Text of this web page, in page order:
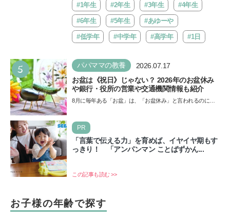
バ!!…
#1年生 #2年生 #3年生 #4年生
#6年生 #5年生 #あゆーや
#低学年 #中学年 #高学年 #1日
5 パパママの教養 2026.07.17
お盆は《祝日》じゃない？ 2026年のお盆休み
や銀行・役所の営業や交通機関情報も紹介
8月に毎年ある「お盆」は、「お盆休み」と言われるのに祝
PR
「言葉で伝える力」を育めば、イヤイヤ期もす
っきり！ 「アンパンマン ことばずかん...
この記事も読む >>
お子様の年齢で探す